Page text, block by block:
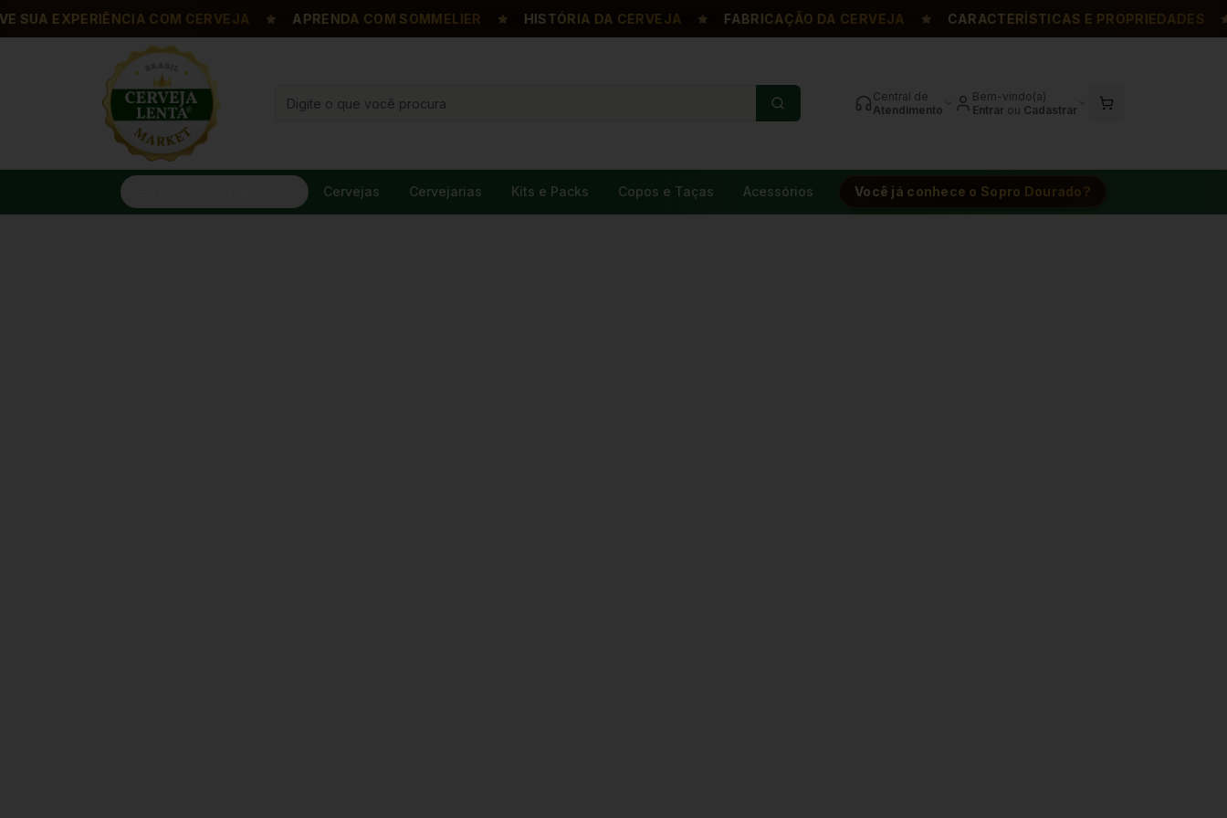
EXPERIÊNCIA COM CERVEJA APRENDA COM SOMMELIER HISTÓRIA DA CERVEJA FABRICAÇÃO DA CERVEJA CARACTERÍSTICAS E PROPRIEDADES
Central de
Atendimento
Bem-vindo(a)
Entrar ou Cadastrar
Cervejas Cervejarias Kits e Packs Copos e Taças Acessórios Você já conhece o Sopro Dourado?